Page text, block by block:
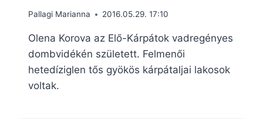
Pallagi Marianna 2016.05.29. 17:10
Olena Korova az Elő-Kárpátok vadregényes
dombvidékén született. Felmenői
hetedíziglen tős gyökös kárpátaljai lakosok
voltak.